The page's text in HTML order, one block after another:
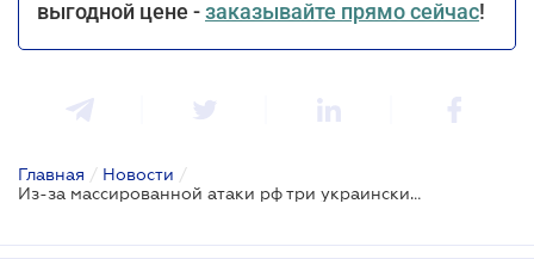
выгодной цене -заказывайте прямо сейчас!
Главная / Новости /
Из-за массированной атаки рф три украинские АЭС сократили производство электроэнергии